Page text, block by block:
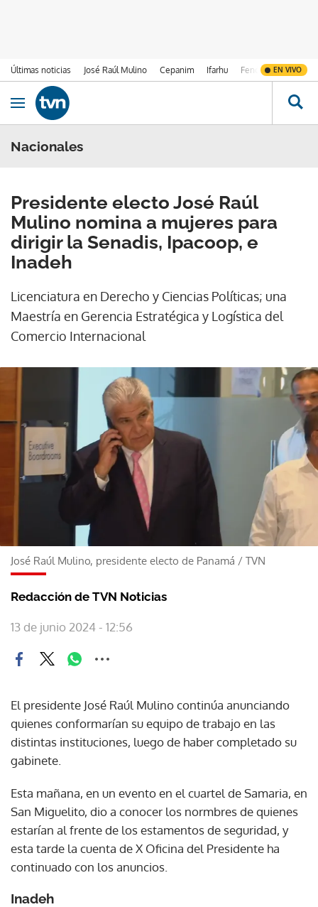
Últimas noticias José Raúl Mulino Cepanim Ifarhu Fenómeno de El
EN VIVO
Ir al contenido
Obrir navegació
Nacionales
Presidente electo José Raúl
Mulino nomina a mujeres para
dirigir la Senadis, Ipacoop, e
Inadeh
Licenciatura en Derecho y Ciencias Políticas; una
Maestría en Gerencia Estratégica y Logística del
Comercio Internacional
José Raúl Mulino, presidente electo de Panamá / TVN
Redacción de TVN Noticias
13 de junio 2024 - 12:56
El presidente José Raúl Mulino continúa anunciando
quienes conformarían su equipo de trabajo en las
distintas instituciones, luego de haber completado su
gabinete.
Esta mañana, en un evento en el cuartel de Samaria, en
San Miguelito, dio a conocer los normbres de quienes
estarían al frente de los estamentos de seguridad, y
esta tarde la cuenta de X Oficina del Presidente ha
continuado con los anuncios.
Inadeh